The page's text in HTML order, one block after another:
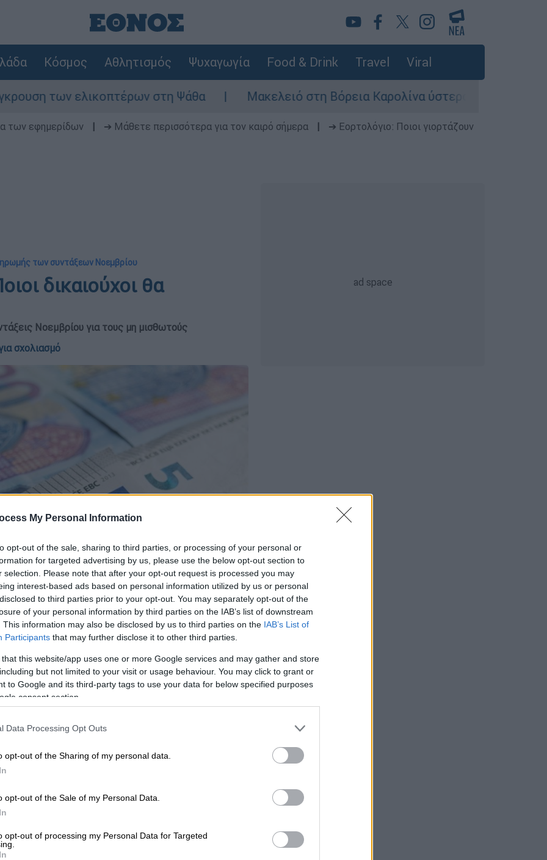
My Personal Information
opt-out of the sale, sharing to third parties, or processing of your personal or
for targeted advertising by us, please use the below opt-out section to
selection. Please note that after your opt-out request is processed you may
interest-based ads based on personal information utilized by us or personal
to third parties prior to your opt-out. You may separately opt-out of the
of your personal information by third parties on the IAB’s list of downstream
This information may also be disclosed by us to third parties on the IAB’s List of
Participants that may further disclose it to other third parties.
that this website/app uses one or more Google services and may gather and store
but not limited to your visit or usage behaviour. You may click to grant or
to Google and its third-party tags to use your data for below specified purposes
consent section.
Data Processing Opt Outs
opt-out of the Sharing of my personal data.
opt-out of the Sale of my Personal Data.
opt-out of processing my Personal Data for Targeted
Κόσμος Αθλητισμός Ψυχαγωγία Food & Drink Travel Viral
των ελικοπτέρων στη Ψάθα Μακελειό στη Βόρεια Καρολίνα ύστερα από πυροβολισμούς:
των εφημερίδων ➔ Μάθετε περισσότερα για τον καιρό σήμερα
➔ Εορτολόγιο: Ποιοι γιορτάζουν
των συντάξεων Νοεμβρίου
δικαιούχοι θα
Νοεμβρίου για τους μη μισθωτούς
σχολιασμό
το ΕΘΝΟΣ στη Google
οισυντάξεις Νοεμβρίου
θα δουν τα
χρήματά τους μετά την
– Τι θα συμβεί με μισθοδοσίες και